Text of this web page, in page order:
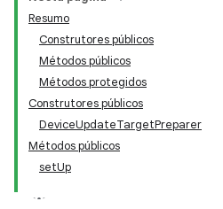
Resumo
Construtores públicos
Métodos públicos
Métodos protegidos
Construtores públicos
DeviceUpdateTargetPreparer
Métodos públicos
setUp